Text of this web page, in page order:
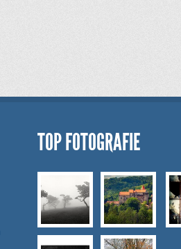
TOP FOTOGRAFIE